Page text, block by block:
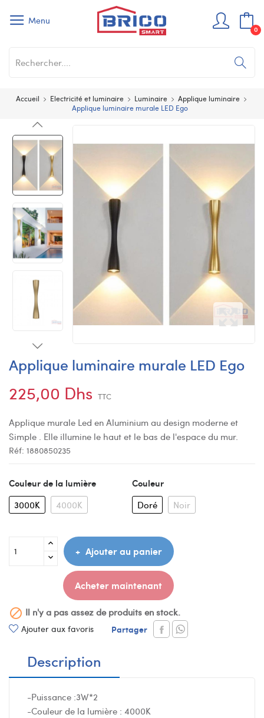
Menu
0
Accueil Electricité et luminaire Luminaire
Applique luminaire
Applique luminaire murale LED Ego
Applique luminaire murale LED Ego
225,00 Dhs TTC
Applique murale Led en Aluminium au design moderne et
Simple . Elle illumine le haut et le bas de l'espace du mur.
Réf: 1880850235
Couleur de la lumière
3000K 4000K
Couleur
Doré Noir
Ajouter au panier
Acheter maintenant
 Il n'y a pas assez de produits en stock.
Ajouter aux favoris Partager
Description
-Puissance :3W*2
-Couleur de la lumière : 4000K